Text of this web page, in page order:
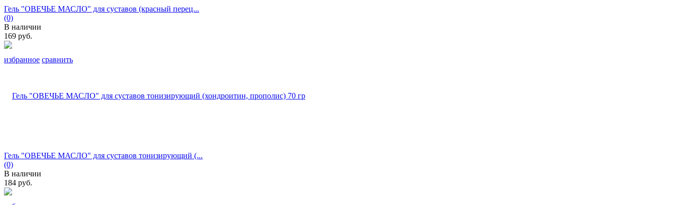
избранное сравнить
Гель "ОВЕЧЬЕ МАСЛО" для суставов (красный перец...
(0)
В наличии
169 руб.
Гель "ОВЕЧЬЕ МАСЛО" для суставов тонизирующий (...
(0)
В наличии
184 руб.